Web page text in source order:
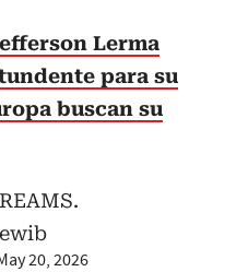
Lerma
para su
buscan su
20, 2026